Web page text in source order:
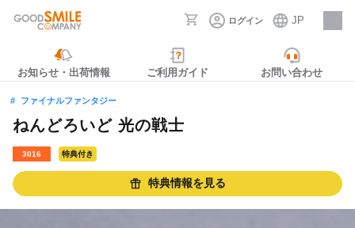
ログイン JP
採用情報
お知らせ・出荷情報 ご利用ガイド お問い合わせ
ファイナルファンタジー
ねんどろいど 光の戦士
3016 特典付き
特典情報を見る